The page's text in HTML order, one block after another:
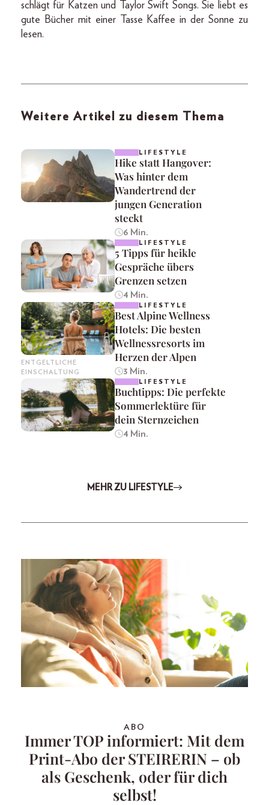
schlägt für Katzen und Taylor Swift Songs. Sie liebt es
gute Bücher mit einer Tasse Kaffee in der Sonne zu
lesen.
Weitere Artikel zu diesem Thema
LIFESTYLE
Hike statt Hangover:
Was hinter dem
Wandertrend der
jungen Generation
steckt
6 Min.
LIFESTYLE
5 Tipps für heikle
Gespräche übers
Grenzen setzen
4 Min.
ENTGELTLICHE
EINSCHALTUNG
LIFESTYLE
Best Alpine Wellness
Hotels: Die besten
Wellnessresorts im
Herzen der Alpen
3 Min.
LIFESTYLE
Buchtipps: Die perfekte
Sommerlektüre für
dein Sternzeichen
4 Min.
MEHR ZU LIFESTYLE
ABO
Immer TOP informiert: Mit dem
Print-Abo der STEIRERIN – ob
als Geschenk, oder für dich
selbst!